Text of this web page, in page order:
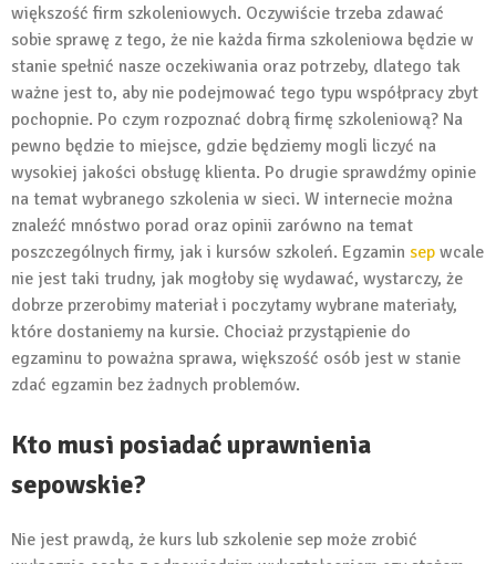
większość firm szkoleniowych. Oczywiście trzeba zdawać
sobie sprawę z tego, że nie każda firma szkoleniowa będzie w
stanie spełnić nasze oczekiwania oraz potrzeby, dlatego tak
ważne jest to, aby nie podejmować tego typu współpracy zbyt
pochopnie. Po czym rozpoznać dobrą firmę szkoleniową? Na
pewno będzie to miejsce, gdzie będziemy mogli liczyć na
wysokiej jakości obsługę klienta. Po drugie sprawdźmy opinie
na temat wybranego szkolenia w sieci. W internecie można
znaleźć mnóstwo porad oraz opinii zarówno na temat
poszczególnych firmy, jak i kursów szkoleń. Egzamin sep wcale
nie jest taki trudny, jak mogłoby się wydawać, wystarczy, że
dobrze przerobimy materiał i poczytamy wybrane materiały,
które dostaniemy na kursie. Chociaż przystąpienie do
egzaminu to poważna sprawa, większość osób jest w stanie
zdać egzamin bez żadnych problemów.
Kto musi posiadać uprawnienia
sepowskie?
Nie jest prawdą, że kurs lub szkolenie sep może zrobić